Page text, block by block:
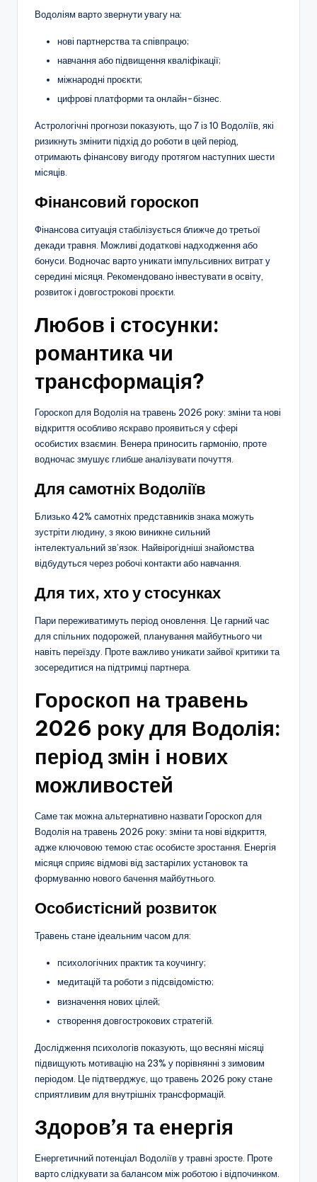
Водоліям варто звернути увагу на:
нові партнерства та співпрацю;
навчання або підвищення кваліфікації;
міжнародні проєкти;
цифрові платформи та онлайн-бізнес.
Астрологічні прогнози показують, що 7 із 10 Водоліїв, які
ризикнуть змінити підхід до роботи в цей період,
отримають фінансову вигоду протягом наступних шести
місяців.
Фінансовий гороскоп
Фінансова ситуація стабілізується ближче до третьої
декади травня. Можливі додаткові надходження або
бонуси. Водночас варто уникати імпульсивних витрат у
середині місяця. Рекомендовано інвестувати в освіту,
розвиток і довгострокові проєкти.
Любов і стосунки:
романтика чи
трансформація?
Гороскоп для Водолія на травень 2026 року: зміни та нові
відкриття особливо яскраво проявиться у сфері
особистих взаємин. Венера приносить гармонію, проте
водночас змушує глибше аналізувати почуття.
Для самотніх Водоліїв
Близько 42% самотніх представників знака можуть
зустріти людину, з якою виникне сильний
інтелектуальний зв’язок. Найвірогідніші знайомства
відбудуться через робочі контакти або навчання.
Для тих, хто у стосунках
Пари переживатимуть період оновлення. Це гарний час
для спільних подорожей, планування майбутнього чи
навіть переїзду. Проте важливо уникати зайвої критики та
зосередитися на підтримці партнера.
Гороскоп на травень
2026 року для Водолія:
період змін і нових
можливостей
Саме так можна альтернативно назвати Гороскоп для
Водолія на травень 2026 року: зміни та нові відкриття,
адже ключовою темою стає особисте зростання. Енергія
місяця сприяє відмові від застарілих установок та
формуванню нового бачення майбутнього.
Особистісний розвиток
Травень стане ідеальним часом для:
психологічних практик та коучингу;
медитацій та роботи з підсвідомістю;
визначення нових цілей;
створення довгострокових стратегій.
Дослідження психологів показують, що весняні місяці
підвищують мотивацію на 23% у порівнянні з зимовим
періодом. Це підтверджує, що травень 2026 року стане
сприятливим для внутрішніх трансформацій.
Здоров’я та енергія
Енергетичний потенціал Водоліїв у травні зросте. Проте
варто слідкувати за балансом між роботою і відпочинком.